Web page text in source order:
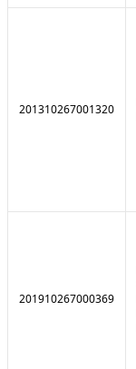
201310267001320
201910267000369